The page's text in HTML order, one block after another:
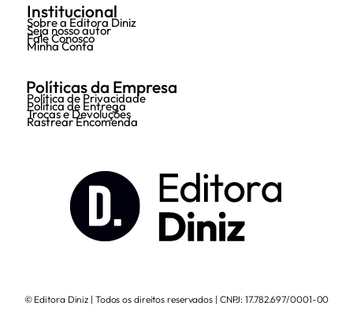
Institucional
Sobre a Editora Diniz
Seja nosso autor
Fale Conosco
Minha Conta
Políticas da Empresa
Política de Privacidade
Política de Entrega
Trocas e Devoluções
Rastrear Encomenda
© Editora Diniz | Todos os direitos reservados | CNPJ: 17.782.697/0001-00